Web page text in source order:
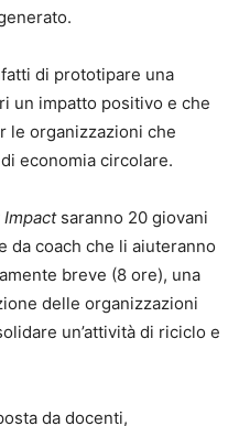
di prototipare una
un impatto positivo e che
le organizzazioni che
economia circolare.
Impactsaranno 20 giovani
da coach che li aiuteranno
breve (8 ore), una
delle organizzazioni
un’attività di riciclo e
da docenti,